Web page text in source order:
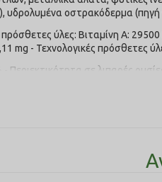
οστρακόδερμα (πηγή
ύλες: Βιταμίνη A: 29500
mg - Τεχνολογικές πρόσθετες
σε λιπαρές